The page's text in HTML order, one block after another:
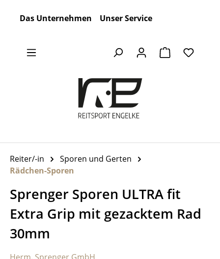
Das Unternehmen Unser Service
Warenkorb
Reiter/-in
Sporen und Gerten
Rädchen-Sporen
Sprenger Sporen ULTRA fit
Extra Grip mit gezacktem Rad
30mm